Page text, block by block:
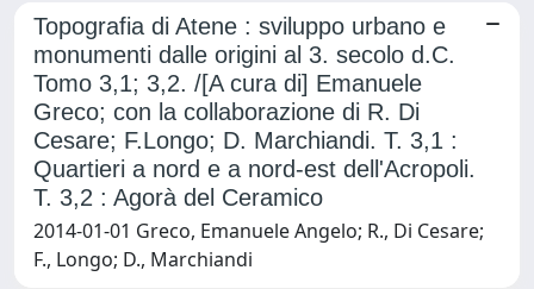
Topografia di Atene : sviluppo urbano e
monumenti dalle origini al 3. secolo d.C.
Tomo 3,1; 3,2. /[A cura di] Emanuele
Greco; con la collaborazione di R. Di
Cesare; F.Longo; D. Marchiandi. T. 3,1 :
Quartieri a nord e a nord-est dell'Acropoli.
T. 3,2 : Agorà del Ceramico
2014-01-01 Greco, Emanuele Angelo; R., Di Cesare;
F., Longo; D., Marchiandi